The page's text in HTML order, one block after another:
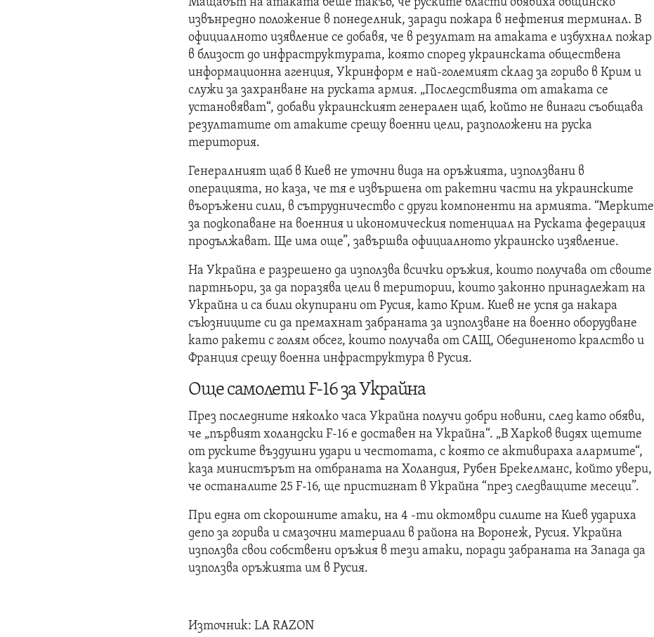
извънредно положение в понеделник, заради пожара в нефтения терминал. В
официалното изявление се добавя, че в резултат на атаката е избухнал пожар
в близост до инфраструктурата, която според украинската обществена
информационна агенция, Укринформ е най-големият склад за гориво в Крим и
служи за захранване на руската армия. „Последствията от атаката се
установяват“, добави украинският генерален щаб, който не винаги съобщава
резултатите от атаките срещу военни цели, разположени на руска
територия.
Генералният щаб в Киев не уточни вида на оръжията, използвани в
операцията, но каза, че тя е извършена от ракетни части на украинските
въоръжени сили, в сътрудничество с други компоненти на армията. “Мерките
за подкопаване на военния и икономическия потенциал на Руската федерация
продължават. Ще има още”, завършва официалното украинско изявление.
На Украйна е разрешено да използва всички оръжия, които получава от своите
партньори, за да поразява цели в територии, които законно принадлежат на
Украйна и са били окупирани от Русия, като Крим. Киев не успя да накара
съюзниците си да премахнат забраната за използване на военно оборудване
като ракети с голям обсег, които получава от САЩ, Обединеното кралство и
Франция срещу военна инфраструктура в Русия.
Още самолети F-16 за Украйна
През последните няколко часа Украйна получи добри новини, след като обяви,
че „първият холандски F-16 е доставен на Украйна“. „В Харков видях щетите
от руските въздушни удари и честотата, с която се активираха алармите“,
каза министърът на отбраната на Холандия, Рубен Брекелманс, който увери,
че останалите 25 F-16, ще пристигнат в Украйна “през следващите месеци”.
При една от скорошните атаки, на 4 -ти октомври силите на Киев удариха
депо за горива и смазочни материали в района на Воронеж, Русия. Украйна
използва свои собствени оръжия в тези атаки, поради забраната на Запада да
използва оръжията им в Русия.
Източник: LA RAZON